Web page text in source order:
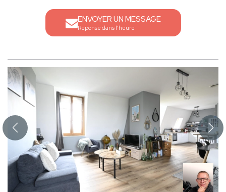
ENVOYER UN MESSAGE
Réponse dans l'heure